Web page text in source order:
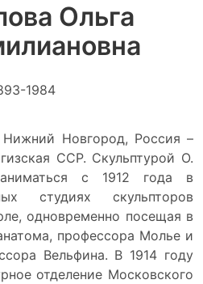
Ольга
1984
Нижний Новгород, Россия –
ССР. Скульптурой О.
с 1912 года в
студиях скульпторов
одновременно посещая в
профессора Молье и
Вельфина. В 1914 году
отделение Московского